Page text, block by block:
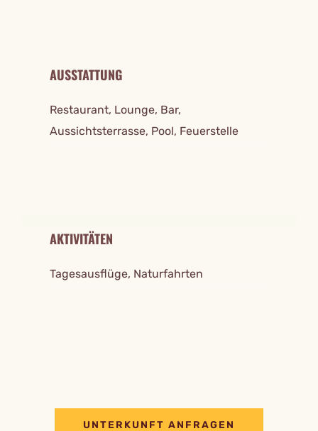
AUSSTATTUNG
Restaurant, Lounge, Bar,
Aussichtsterrasse, Pool, Feuerstelle
AKTIVITÄTEN
Tagesausflüge, Naturfahrten
UNTERKUNFT ANFRAGEN